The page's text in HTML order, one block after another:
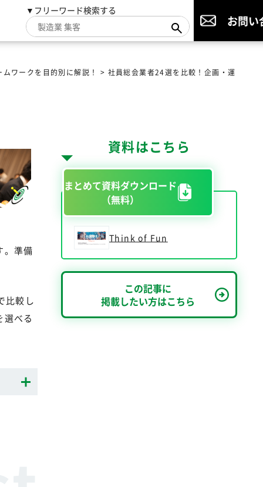
▼フリーワード検索する
お問い
ワークを目的別に解説！ > 社員総会業者24選を比較！企画・運
。準備
比較し
べる
資料はこちら
まとめて資料ダウンロード
（無料）
Think of Fun
この記事に
掲載したい方はこちら